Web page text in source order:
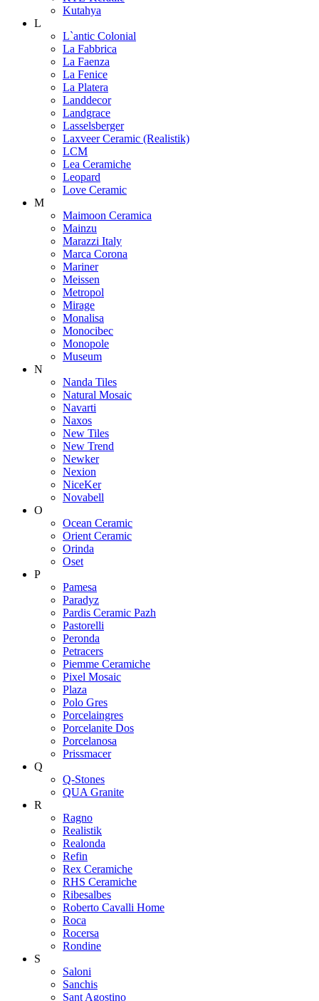
Kutahya
L
L`antic Colonial
La Fabbrica
La Faenza
La Fenice
La Platera
Landdecor
Landgrace
Lasselsberger
Laxveer Ceramic (Realistik)
LCM
Lea Ceramiche
Leopard
Love Ceramic
M
Maimoon Ceramica
Mainzu
Marazzi Italy
Marca Corona
Mariner
Meissen
Metropol
Mirage
Monalisa
Monocibec
Monopole
Museum
N
Nanda Tiles
Natural Mosaic
Navarti
Naxos
New Tiles
New Trend
Newker
Nexion
NiceKer
Novabell
O
Ocean Ceramic
Orient Ceramic
Orinda
Oset
P
Pamesa
Paradyz
Pardis Ceramic Pazh
Pastorelli
Peronda
Petracers
Piemme Ceramiche
Pixel Mosaic
Plaza
Polo Gres
Porcelaingres
Porcelanite Dos
Porcelanosa
Prissmacer
Q
Q-Stones
QUA Granite
R
Ragno
Realistik
Realonda
Refin
Rex Ceramiche
RHS Ceramiche
Ribesalbes
Roberto Cavalli Home
Roca
Rocersa
Rondine
S
Saloni
Sanchis
Sant Agostino